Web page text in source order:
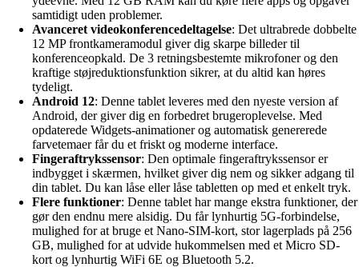
samtidigt uden problemer.
Avanceret videokonferencedeltagelse: Det ultrabrede dobbelte
12 MP frontkameramodul giver dig skarpe billeder til
konferenceopkald. De 3 retningsbestemte mikrofoner og den
kraftige støjreduktionsfunktion sikrer, at du altid kan høres
tydeligt.
Android 12: Denne tablet leveres med den nyeste version af
Android, der giver dig en forbedret brugeroplevelse. Med
opdaterede Widgets-animationer og automatisk genererede
farvetemaer får du et friskt og moderne interface.
Fingeraftrykssensor: Den optimale fingeraftrykssensor er
indbygget i skærmen, hvilket giver dig nem og sikker adgang til
din tablet. Du kan låse eller låse tabletten op med et enkelt tryk.
Flere funktioner: Denne tablet har mange ekstra funktioner, der
gør den endnu mere alsidig. Du får lynhurtig 5G-forbindelse,
mulighed for at bruge et Nano-SIM-kort, stor lagerplads på 256
GB, mulighed for at udvide hukommelsen med et Micro SD-
kort og lynhurtig WiFi 6E og Bluetooth 5.2.